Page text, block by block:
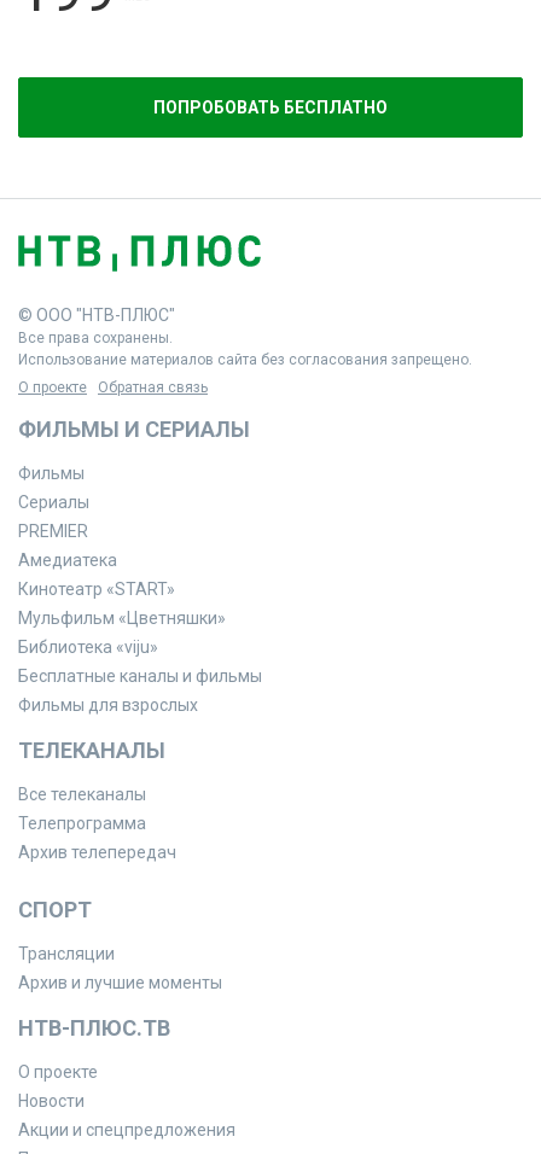
ПОПРОБОВАТЬ БЕСПЛАТНО
© ООО "НТВ-ПЛЮС"
Все права сохранены.
Использование материалов сайта без согласования запрещено.
О проекте
Обратная связь
ФИЛЬМЫ И СЕРИАЛЫ
Фильмы
Сериалы
PREMIER
Амедиатека
Кинотеатр «START»
Мульфильм «Цветняшки»
Библиотека «viju»
Бесплатные каналы и фильмы
Фильмы для взрослых
ТЕЛЕКАНАЛЫ
Все телеканалы
Телепрограмма
Архив телепередач
СПОРТ
Трансляции
Архив и лучшие моменты
НТВ-ПЛЮС.ТВ
О проекте
Новости
Акции и спецпредложения